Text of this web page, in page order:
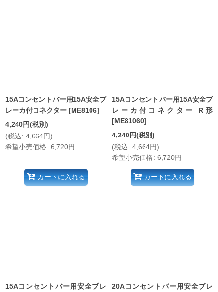
15Aコンセントバー用15A安全ブ
レーカ付コネクター [ME8106]
4,240円(税別)
(税込: 4,664円)
希望小売価格: 6,720円
カートに入れる
15Aコンセントバー用15A安全ブ
レーカ付コネクター R形
[ME81060]
4,240円(税別)
(税込: 4,664円)
希望小売価格: 6,720円
カートに入れる
15Aコンセントバー用安全ブレ
20Aコンセントバー用安全ブレ